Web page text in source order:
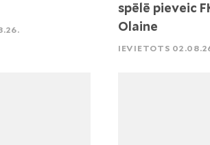
spēlē pieveic
Olaine
IEVIETOTS